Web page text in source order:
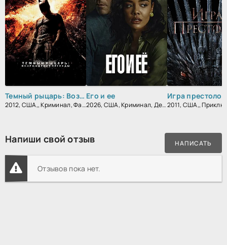
Темный рыцарь: Возрождение легенды
2012, США,, Криминал, Фантастика, Боевик, Триллер, Зарубежный, Драма
Его и ее
2026, США, Криминал, Детектив, Триллер, Драма
Игра престолов
Напиши свой отзыв НАПИСАТЬ
Отзывов пока нет.